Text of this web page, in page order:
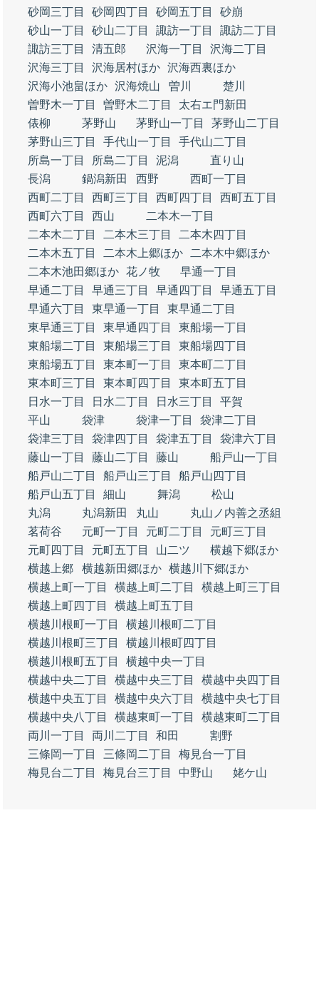
砂岡三丁目
砂岡四丁目 砂岡五丁目
砂崩
砂山一丁目
砂山二丁目 諏訪一丁目
諏訪二丁目
諏訪三丁目
清五郎 沢海一丁目
沢海二丁目
沢海三丁目
沢海居村ほか 沢海西裏ほか
沢海小池畠ほか 沢海焼山 曽川
楚川
曽野木一丁目
曽野木二丁目
太右エ門新田
俵柳
茅野山 茅野山一丁目
茅野山二丁目
茅野山三丁目
手代山一丁目
手代山二丁目
所島一丁目
所島二丁目 泥潟
直り山
長潟
鍋潟新田 西野
西町一丁目
西町二丁目
西町三丁目 西町四丁目
西町五丁目
西町六丁目
西山
二本木一丁目
二本木二丁目
二本木三丁目
二本木四丁目
二本木五丁目
二本木上郷ほか
二本木中郷ほか
二本木池田郷ほか 花ノ牧
早通一丁目
早通二丁目
早通三丁目 早通四丁目
早通五丁目
早通六丁目
東早通一丁目
東早通二丁目
東早通三丁目
東早通四丁目
東船場一丁目
東船場二丁目
東船場三丁目
東船場四丁目
東船場五丁目
東本町一丁目
東本町二丁目
東本町三丁目
東本町四丁目
東本町五丁目
日水一丁目
日水二丁目 日水三丁目
平賀
平山
袋津 袋津一丁目
袋津二丁目
袋津三丁目
袋津四丁目 袋津五丁目
袋津六丁目
藤山一丁目
藤山二丁目 藤山
船戸山一丁目
船戸山二丁目
船戸山三丁目
船戸山四丁目
船戸山五丁目
細山 舞潟
松山
丸潟
丸潟新田 丸山
丸山ノ内善之丞組
茗荷谷
元町一丁目 元町二丁目
元町三丁目
元町四丁目
元町五丁目 山二ツ
横越下郷ほか
横越上郷
横越新田郷ほか 横越川下郷ほか
横越上町一丁目
横越上町二丁目
横越上町三丁目
横越上町四丁目
横越上町五丁目
横越川根町一丁目
横越川根町二丁目
横越川根町三丁目
横越川根町四丁目
横越川根町五丁目
横越中央一丁目
横越中央二丁目
横越中央三丁目
横越中央四丁目
横越中央五丁目
横越中央六丁目
横越中央七丁目
横越中央八丁目
横越東町一丁目
横越東町二丁目
両川一丁目
両川二丁目 和田
割野
三條岡一丁目
三條岡二丁目
梅見台一丁目
梅見台二丁目
梅見台三丁目 中野山 姥ケ山